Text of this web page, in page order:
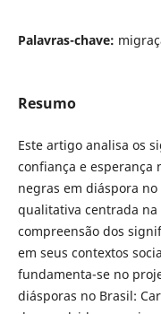
Palavras-chave:
Resumo
Este artigo analisa os
confiança e esperança
negras em diáspora
qualitativa centrada
compreensão dos
em seus contextos
fundamenta-se no
diásporas no Brasil: